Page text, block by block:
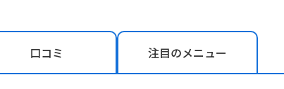
口コミ 注目のメニュー